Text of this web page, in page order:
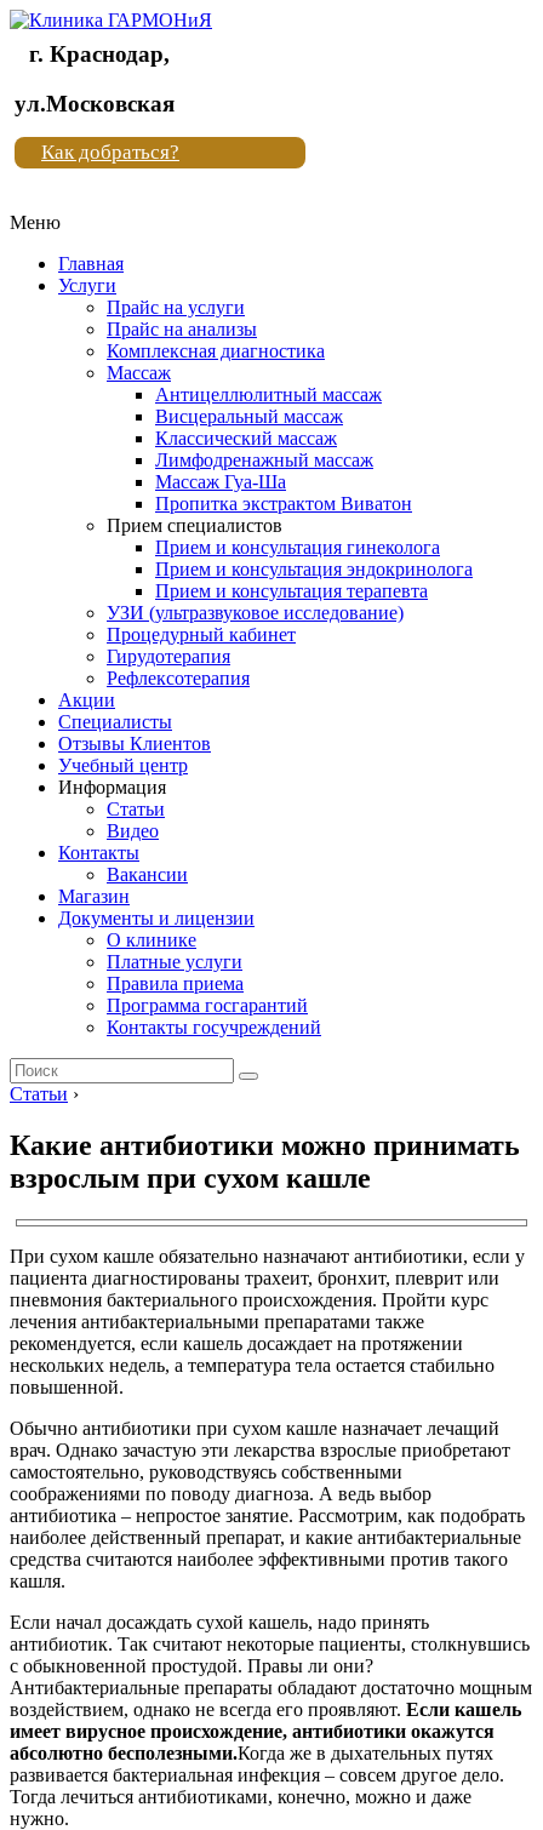
Клиника
"Новая
жизнь"
Клиника
жизнь"
г. Краснодар,
ул.Московская
Как добраться?
Меню
Главная
Услуги
Прайс на услуги
Прайс на анализы
Комплексная диагностика
Массаж
Антицеллюлитный массаж
Висцеральный массаж
Классический массаж
Лимфодренажный массаж
Массаж Гуа-Ша
Пропитка экстрактом Виватон
Прием специалистов
Прием и консультация гинеколога
Прием и консультация эндокринолога
Прием и консультация терапевта
УЗИ (ультразвуковое исследование)
Процедурный кабинет
Гирудотерапия
Рефлексотерапия
Акции
Специалисты
Отзывы Клиентов
Учебный центр
Информация
Статьи
Видео
Контакты
Вакансии
Магазин
Документы и лицензии
О клинике
Платные услуги
Правила приема
Программа госгарантий
Контакты госучреждений
Статьи ›
Какие антибиотики можно принимать
взрослым при сухом кашле
При сухом кашле обязательно назначают антибиотики, если у
пациента диагностированы трахеит, бронхит, плеврит или
пневмония бактериального происхождения. Пройти курс
лечения антибактериальными препаратами также
рекомендуется, если кашель досаждает на протяжении
нескольких недель, а температура тела остается стабильно
повышенной.
Обычно антибиотики при сухом кашле назначает лечащий
врач. Однако зачастую эти лекарства взрослые приобретают
самостоятельно, руководствуясь собственными
соображениями по поводу диагноза. А ведь выбор
антибиотика – непростое занятие. Рассмотрим, как подобрать
наиболее действенный препарат, и какие антибактериальные
средства считаются наиболее эффективными против такого
кашля.
Если начал досаждать сухой кашель, надо принять
антибиотик. Так считают некоторые пациенты, столкнувшись
с обыкновенной простудой. Правы ли они?
Антибактериальные препараты обладают достаточно мощным
воздействием, однако не всегда его проявляют. Если кашель
имеет вирусное происхождение, антибиотики окажутся
абсолютно бесполезными.Когда же в дыхательных путях
развивается бактериальная инфекция – совсем другое дело.
Тогда лечиться антибиотиками, конечно, можно и даже
нужно.